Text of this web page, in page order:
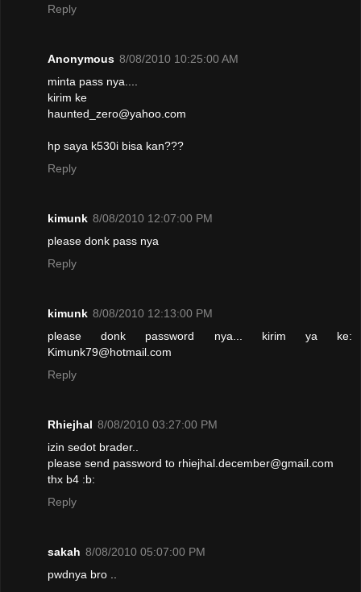
Reply
Anonymous 8/08/2010 10:25:00 AM
minta pass nya....
kirim ke
haunted_zero@yahoo.com
hp saya k530i bisa kan???
Reply
kimunk 8/08/2010 12:07:00 PM
please donk pass nya
Reply
kimunk 8/08/2010 12:13:00 PM
please donk password nya... kirim ya ke:
Kimunk79@hotmail.com
Reply
Rhiejhal 8/08/2010 03:27:00 PM
izin sedot brader..
please send password to rhiejhal.december@gmail.com
thx b4 :b:
Reply
sakah 8/08/2010 05:07:00 PM
pwdnya bro ..